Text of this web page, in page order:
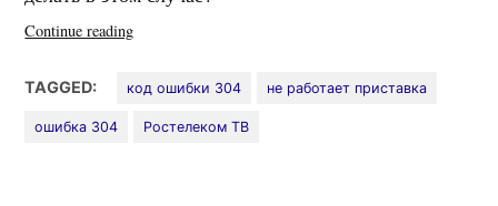
Continue reading«Ошибка
ТВ
TAGGED: код ошибки 304 не работает приставка
ошибка 304 Ростелеком ТВ